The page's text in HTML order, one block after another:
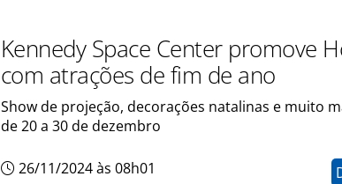
Kennedy Space Center promove
com atrações de fim de ano
Show de projeção, decorações natalinas e muito
de 20 a 30 de dezembro
26/11/2024 às 08h01